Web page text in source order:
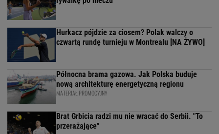
Hurkacz pójdzie za ciosem? Polak walczy o
czwartą rundę turnieju w Montrealu [NA ŻYWO]
Północna brama gazowa. Jak Polska buduje
nową architekturę energetyczną regionu
MATERIAŁ PROMOCYJNY
Brat Grbicia radzi mu nie wracać do Serbii. "To
przerażające"